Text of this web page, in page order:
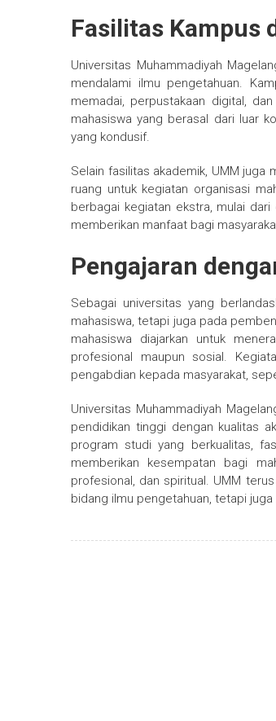
Fasilitas Kampus
Universitas Muhammadiyah
mendalami ilmu pengetahuan.
memadai, perpustakaan digital,
mahasiswa yang berasal dari luar
yang kondusif.
Selain fasilitas akademik, UMM juga
ruang untuk kegiatan organisasi
berbagai kegiatan ekstra, mulai
memberikan manfaat bagi
Pengajaran
Sebagai universitas yang
mahasiswa, tetapi juga pada
mahasiswa diajarkan untuk
profesional maupun sosial.
pengabdian kepada masyarakat,
Universitas Muhammadiyah
pendidikan tinggi dengan kualitas
program studi yang berkualitas,
memberikan kesempatan bagi
profesional, dan spiritual. UMM
bidang ilmu pengetahuan, tetapi